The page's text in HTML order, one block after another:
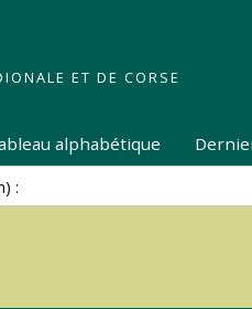
ET DE CORSE
alphabétique